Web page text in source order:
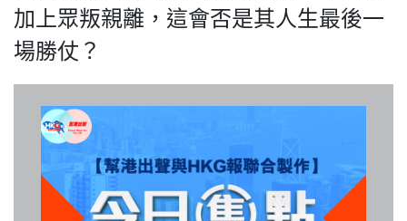
我們的立場
登記支持
加上眾叛親離，這會否是其人生最後一
場勝仗？